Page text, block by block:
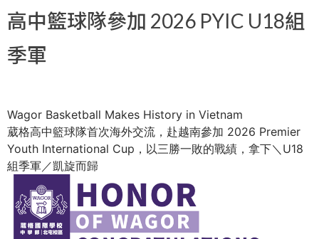
GLOBAL
CITIZENSHIP
在
這
高中籃球隊參加 2026 PYIC U18組
季軍
Wagor Basketball Makes History in Vietnam
葳格高中籃球隊首次海外交流，赴越南參加 2026 Premier
Youth International Cup，以三勝一敗的戰績，拿下＼U18
組季軍／凱旋而歸